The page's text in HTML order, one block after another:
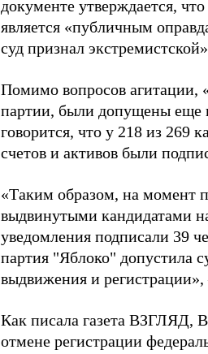
документе утверждается,
является «публичным
суд признал
Помимо вопросов агитации,
партии, были допущены еще
говорится, что у 218 из 269
счетов и активов были
«Таким образом, на момент
выдвинутыми кандидатами
уведомления подписали 39
партия "Яблоко" допустила
выдвижения и регистрации»,
Как писала газета ВЗГЛЯД,
отмене регистрации